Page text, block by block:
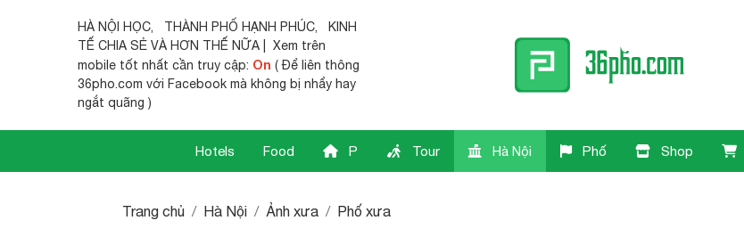
HÀ NỘI HỌC, THÀNH PHỐ HẠNH PHÚC,
KINH
TẾ CHIA SẺ VÀ HƠN THẾ NỮA | Xem trên
mobile tốt nhất cần truy cập: On ( Để liên thông
36pho.com với Facebook mà không bị nhẩy hay
ngắt quãng )
Hotels Food P Tour Hà Nội Phố Shop
Trang chủ Hà Nội Ảnh xưa Phố xưa